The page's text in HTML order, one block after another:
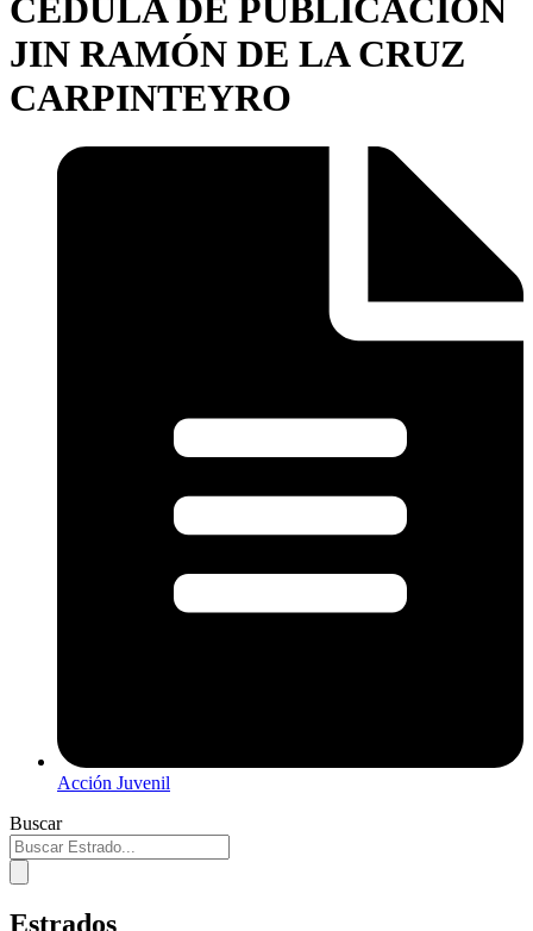
CÉDULA DE PUBLICACIÓN
JIN RAMÓN DE LA CRUZ
CARPINTEYRO
Acción Juvenil
Buscar
Estrados